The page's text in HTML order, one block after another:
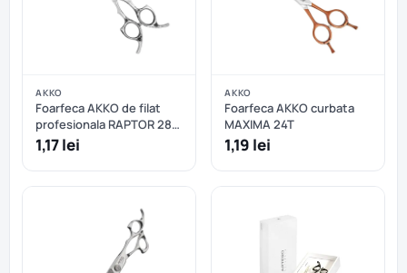
AKKO
Foarfeca AKKO de filat
profesionala RAPTOR 28T
curbata
1,17 lei
AKKO
Foarfeca AKKO curbata
MAXIMA 24T
1,19 lei